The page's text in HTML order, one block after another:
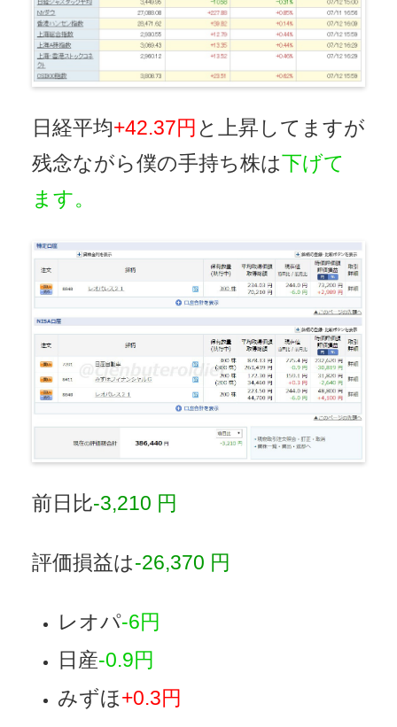
日経平均+42.37円 と上昇してますが
残念ながら僕の手持ち株は下げて
ます。
前日比-3,210 円
評価損益は-26,370 円
レオパ-6円
日産-0.9円
みずほ+0.3円